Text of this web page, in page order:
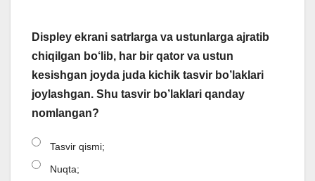
Displey ekrani satrlarga va ustunlarga ajratib
chiqilgan bo‘lib, har bir qator va ustun
kesishgan joyda juda kichik tasvir bo’laklari
joylashgan. Shu tasvir bo’laklari qanday
nomlangan?
Tasvir qismi;
Nuqta;